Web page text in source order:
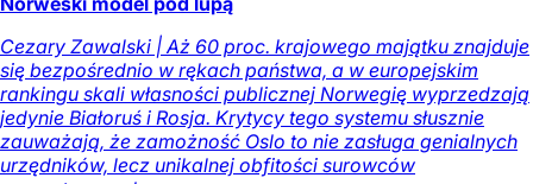
Cezary Zawalski | Aż 60 proc. krajowego majątku znajduje
się bezpośrednio w rękach państwa, a w europejskim
rankingu skali własności publicznej Norwegię wyprzedzają
jedynie Białoruś i Rosja. Krytycy tego systemu słusznie
zauważają, że zamożność Oslo to nie zasługa genialnych
urzędników, lecz unikalnej obfitości surowców